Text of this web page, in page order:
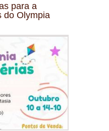
para a
do Olympia